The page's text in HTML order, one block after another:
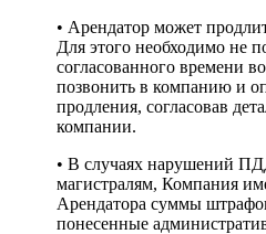
• Арендатор может
Для этого необходимо не
согласованного времени
позвонить в компанию и
продления, согласовав
компании.
• В случаях нарушений
магистралям, Компания
Арендатора суммы
понесенные